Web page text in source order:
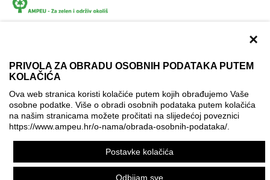
×
PRIVOLA ZA OBRADU OSOBNIH PODATAKA PUTEM
KOLAČIĆA
Ova web stranica koristi kolačiće putem kojih obrađujemo Vaše
osobne podatke. Više o obradi osobnih podataka putem kolačića
na našim stranicama možete pročitati na slijedećoj poveznici
https://www.ampeu.hr/o-nama/obrada-osobnih-podataka/
Postavke kolačića
Odbijam sve
Izjava o pristupačnosti
Politika korištenja kolačića
Postavke kolačića
Ova mrežna stranica je ostvarena uz financijsku potporu
Europske komisije. Ona izražava isključivo stajalište autora